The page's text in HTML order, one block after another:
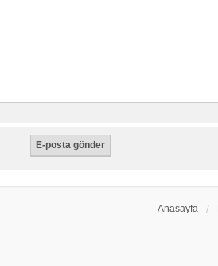
Anasayfa